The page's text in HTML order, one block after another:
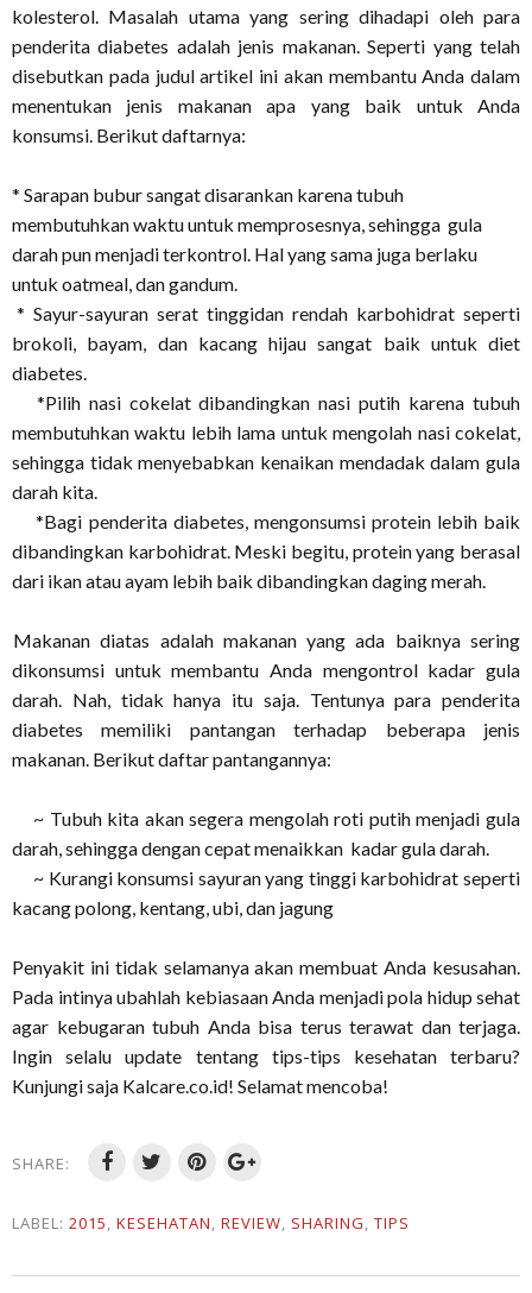
kolesterol. Masalah utama yang sering dihadapi oleh para
penderita diabetes adalah jenis makanan. Seperti yang telah
disebutkan pada judul artikel ini akan membantu Anda dalam
menentukan jenis makanan apa yang baik untuk Anda
konsumsi. Berikut daftarnya:
* Sarapan bubur sangat disarankan karena tubuh
membutuhkan waktu untuk memprosesnya, sehingga gula
darah pun menjadi terkontrol. Hal yang sama juga berlaku
untuk oatmeal, dan gandum.
sayuran serat tinggidan rendah karbohidrat seperti
brokoli, bayam, dan kacang hijau sangat baik untuk diet
diabetes.
*Pilih nasi cokelat dibandingkan nasi putih karena tubuh
membutuhkan waktu lebih lama untuk mengolah nasi cokelat,
sehingga tidak menyebabkan kenaikan mendadak dalam gula
darah kita.
*Bagi penderita diabetes, mengonsumsi protein lebih baik
dibandingkan karbohidrat. Meski begitu, protein yang berasal
dari ikan atau ayam lebih baik dibandingkan daging merah.
diatas adalah makanan yang ada baiknya sering
dikonsumsi untuk membantu Anda mengontrol kadar gula
darah. Nah, tidak hanya itu saja. Tentunya para penderita
diabetes memiliki pantangan terhadap beberapa jenis
makanan. Berikut daftar pantangannya:
~ Tubuh kita akan segera mengolah roti putih menjadi gula
darah, sehingga dengan cepat menaikkan kadar gula darah.
~ Kurangi konsumsi sayuran yang tinggi karbohidrat seperti
kacang polong, kentang, ubi, dan jagung
Penyakit ini tidak selamanya akan membuat Anda kesusahan.
Pada intinya ubahlah kebiasaan Anda menjadi pola hidup sehat
agar kebugaran tubuh Anda bisa terus terawat dan terjaga.
Ingin selalu update tentang tips-tips kesehatan terbaru?
Kunjungi saja Kalcare.co.id! Selamat mencoba!
SHARE:
LABEL: 2015, KESEHATAN, REVIEW, SHARING, TIPS